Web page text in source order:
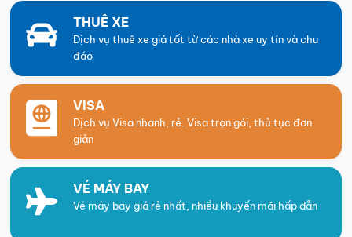
THUÊ XE
Dịch vụ thuê xe giá tốt từ các nhà xe uy tín và chu
đáo
VISA
Dịch vụ Visa nhanh, rẻ. Visa trọn gói, thủ tục đơn
giản
VÉ MÁY BAY
Vé máy bay giá rẻ nhất, nhiều khuyến mãi hấp dẫn